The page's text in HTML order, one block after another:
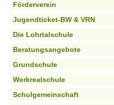
Förderverein
Jugendticket-BW & VRN
Die Lohrtalschule
Beratungsangebote
Grundschule
Werkrealschule
Schulgemeinschaft